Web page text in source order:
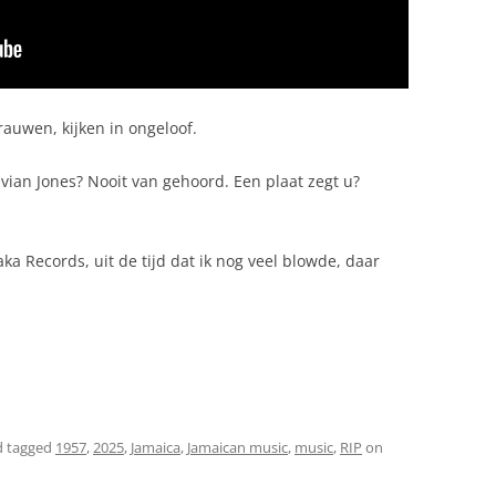
kijken in ongeloof.
Jones? Nooit van gehoord. Een plaat zegt u?
Records, uit de tijd dat ik nog veel blowde, daar
tagged 1957,2025, Jamaica, Jamaican music, music, RIP on